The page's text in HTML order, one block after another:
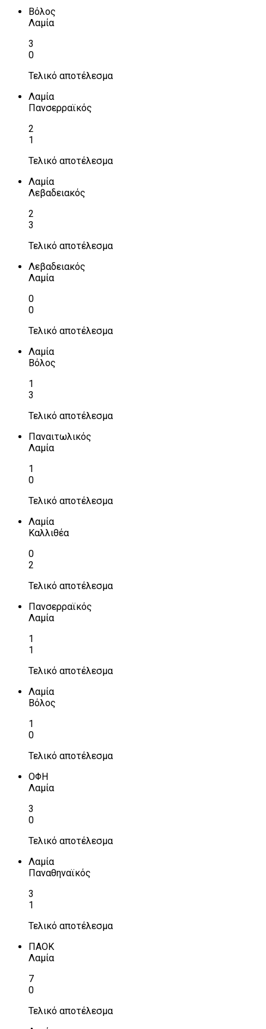
Βόλος
Λαμία
3
0
Τελικό αποτέλεσμα
Λαμία
Πανσερραϊκός
2
1
Τελικό αποτέλεσμα
Λαμία
Λεβαδειακός
2
3
Τελικό αποτέλεσμα
Λεβαδειακός
Λαμία
0
0
Τελικό αποτέλεσμα
Λαμία
Βόλος
1
3
Τελικό αποτέλεσμα
Παναιτωλικός
Λαμία
1
0
Τελικό αποτέλεσμα
Λαμία
Καλλιθέα
0
2
Τελικό αποτέλεσμα
Πανσερραϊκός
Λαμία
1
1
Τελικό αποτέλεσμα
Λαμία
Βόλος
1
0
Τελικό αποτέλεσμα
ΟΦΗ
Λαμία
3
0
Τελικό αποτέλεσμα
Λαμία
Παναθηναϊκός
3
1
Τελικό αποτέλεσμα
ΠΑΟΚ
Λαμία
7
0
Τελικό αποτέλεσμα